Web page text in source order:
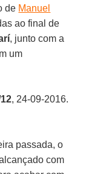
de Manuel
ao final de
, junto com a
um
, 24-09-2016.
passada, o
com